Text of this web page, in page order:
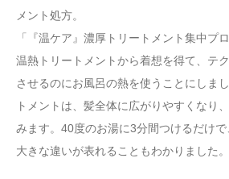
メント処方。
「『温ケア』濃厚トリートメント集中プ
温熱トリートメントから着想を得て、テ
させるのにお風呂の熱を使うことにしま
トメントは、髪全体に広がりやすくなり
みます。40度のお湯に3分間つけるだけ
大きな違いが表れることもわかりました。